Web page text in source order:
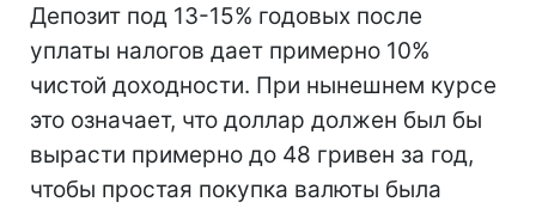
Депозит под 13-15% годовых после
уплаты налогов дает примерно 10%
чистой доходности. При нынешнем курсе
это означает, что доллар должен был бы
вырасти примерно до 48 гривен за год,
чтобы простая покупка валюты была